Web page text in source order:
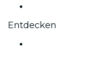
Entdecken